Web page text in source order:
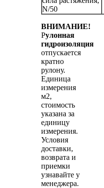
N/50
ВНИМАНИЕ!
Рулонная
гидроизоляция
отпускается
кратно
рулону.
Единица
измерения
м2,
стоимость
указана за
единицу
измерения.
Условия
доставки,
возврата и
приемки
узнавайте у
менеджера.